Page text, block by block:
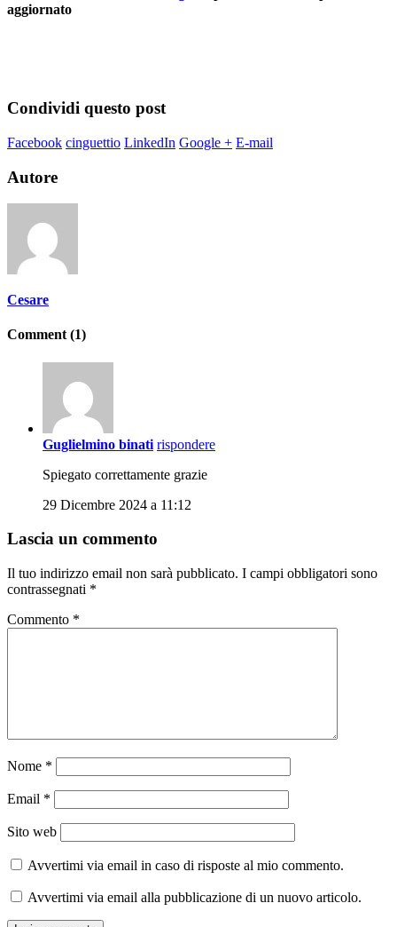
aggiornato
Condividi questo post
Facebook cinguettio LinkedIn Google + E-mail
Autore
Cesare
Comment (1)
Guglielmino binati rispondere
Spiegato correttamente grazie
29 Dicembre 2024 a 11:12
Lascia un commento
Il tuo indirizzo email non sarà pubblicato. I campi obbligatori sono
contrassegnati *
Commento *
Nome *
Email *
Sito web
Avvertimi via email in caso di risposte al mio commento.
Avvertimi via email alla pubblicazione di un nuovo articolo.